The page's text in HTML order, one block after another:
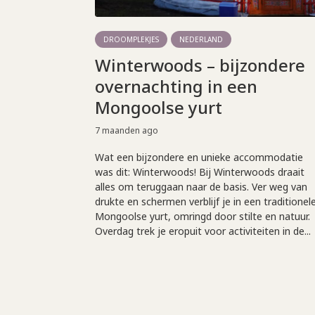
DROOMPLEKJES NEDERLAND
Winterwoods – bijzondere
overnachting in een
Mongoolse yurt
7 maanden ago
Wat een bijzondere en unieke accommodatie
was dit: Winterwoods! Bij Winterwoods draait
alles om teruggaan naar de basis. Ver weg van
drukte en schermen verblijf je in een
Mongoolse yurt, omringd door stilte en natuur.
Overdag trek je eropuit voor activiteiten in de...